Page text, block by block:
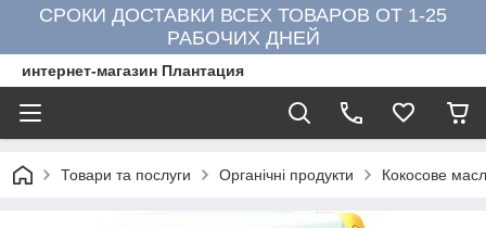
СРОКИ ДОСТАВКИ ВСЕХ ТОВАРОВ ОТ 1-25
РАБОЧИХ ДНЕЙ
интернет-магазин Плантация
Товари та послуги Органічні продукти Кокосове